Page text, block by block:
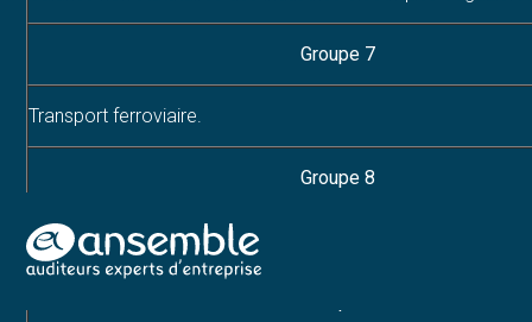
Aller
au
Groupe 7
Transport ferroviaire.
Groupe 8
Services postaux et financiers